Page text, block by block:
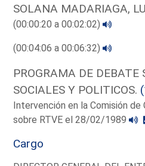
SOLANA MADARIAGA,
(00:00:20 a 00:02:02)
(00:04:06 a 00:06:32)
PROGRAMA DE DEBATE
SOCIALES Y POLITICOS.
Intervención en la Comisión
sobre RTVE el 28/02/1989
Cargo